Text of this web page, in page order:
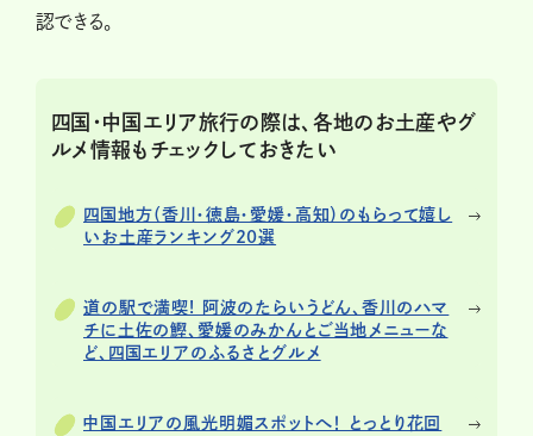
認できる。
四国・中国エリア旅行の際は、各地のお土産やグ
ルメ情報もチェックしておきたい
四国地方（香川・徳島・愛媛・高知）のもらって嬉し
いお土産ランキング20選
道の駅で満喫! 阿波のたらいうどん、香川のハマ
チに土佐の鰹、愛媛のみかんとご当地メニューな
ど、四国エリアのふるさとグルメ
中国エリアの風光明媚スポットへ！ とっとり花回